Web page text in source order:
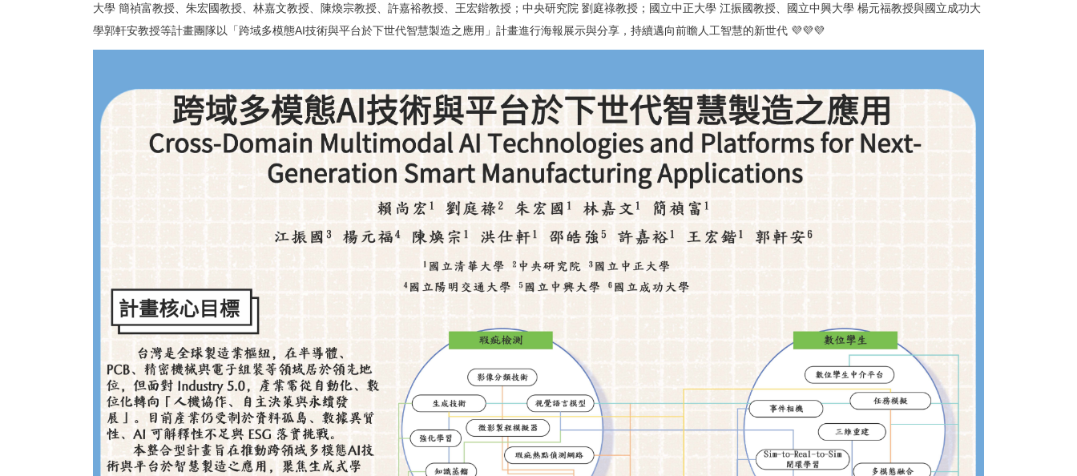
大學 簡禎富教授、朱宏國教授、林嘉文教授、陳煥宗教授、許嘉裕教授、王宏鍇教授；中央研究院 劉庭祿教授；國立中正大學 江振國教授、國立中興大學 楊元福教授與國立成功大
學郭軒安教授等計畫團隊以「跨域多模態AI技術與平台於下世代智慧製造之應用」計畫進行海報展示與分享，持續邁向前瞻人工智慧的新世代 💜💜💜